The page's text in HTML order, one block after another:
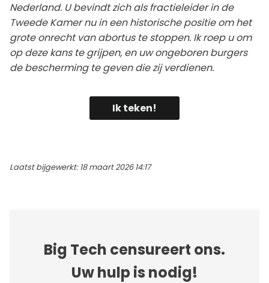
Nederland. U bevindt zich als fractieleider in de
Tweede Kamer nu in een historische positie om het
grote onrecht van abortus te stoppen. Ik roep u om
op deze kans te grijpen, en uw ongeboren burgers
de bescherming te geven die zij verdienen.
Ik teken!
Laatst bijgewerkt: 18 maart 2026 14:17
Big Tech censureert ons.
Uw hulp is nodig!